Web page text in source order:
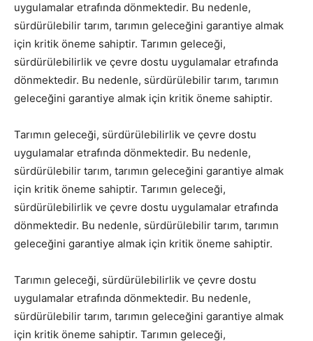
uygulamalar etrafında dönmektedir. Bu nedenle,
sürdürülebilir tarım, tarımın geleceğini garantiye almak
için kritik öneme sahiptir. Tarımın geleceği,
sürdürülebilirlik ve çevre dostu uygulamalar etrafında
dönmektedir. Bu nedenle, sürdürülebilir tarım, tarımın
geleceğini garantiye almak için kritik öneme sahiptir.
Tarımın geleceği, sürdürülebilirlik ve çevre dostu
uygulamalar etrafında dönmektedir. Bu nedenle,
sürdürülebilir tarım, tarımın geleceğini garantiye almak
için kritik öneme sahiptir. Tarımın geleceği,
sürdürülebilirlik ve çevre dostu uygulamalar etrafında
dönmektedir. Bu nedenle, sürdürülebilir tarım, tarımın
geleceğini garantiye almak için kritik öneme sahiptir.
Tarımın geleceği, sürdürülebilirlik ve çevre dostu
uygulamalar etrafında dönmektedir. Bu nedenle,
sürdürülebilir tarım, tarımın geleceğini garantiye almak
için kritik öneme sahiptir. Tarımın geleceği,